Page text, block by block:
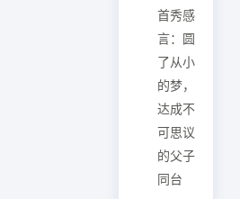
首秀感
言：圆
了从小
的梦，
达成不
可思议
的父子
同台